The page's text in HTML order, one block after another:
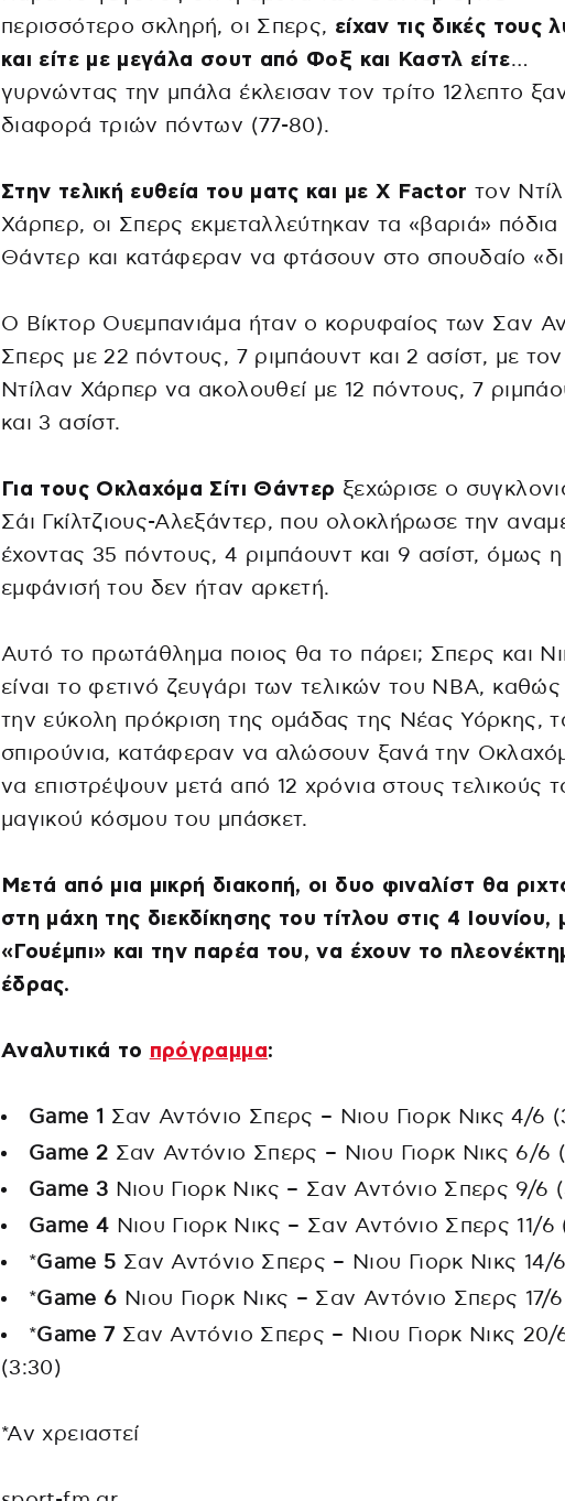
περισσότερο σκληρή, οι Σπερς, είχαν τις δικές τους
και είτε με μεγάλα σουτ από Φοξ και Καστλ είτε…
γυρνώντας την μπάλα έκλεισαν τον τρίτο 12λεπτο
διαφορά τριών πόντων (77-80).
Στην τελική ευθεία του ματς και με X Factor τον
Χάρπερ, οι Σπερς εκμεταλλεύτηκαν τα «βαριά»
Θάντερ και κατάφεραν να φτάσουν στο σπουδαίο
Ο Βίκτορ Ουεμπανιάμα ήταν ο κορυφαίος των Σαν
Σπερς με 22 πόντους, 7 ριμπάουντ και 2 ασίστ, με τον
Ντίλαν Χάρπερ να ακολουθεί με 12 πόντους, 7
και 3 ασίστ.
Για τους Οκλαχόμα Σίτι Θάντερ ξεχώρισε ο
Σάι Γκίλτζιους-Αλεξάντερ, που ολοκλήρωσε την
έχοντας 35 πόντους, 4 ριμπάουντ και 9 ασίστ, όμως η
εμφάνισή του δεν ήταν αρκετή.
Αυτό το πρωτάθλημα ποιος θα το πάρει; Σπερς και
είναι το φετινό ζευγάρι των τελικών του ΝΒΑ, καθώς
την εύκολη πρόκριση της ομάδας της Νέας Υόρκης,
σπιρούνια, κατάφεραν να αλώσουν ξανά την
να επιστρέψουν μετά από 12 χρόνια στους τελικούς
μαγικού κόσμου του μπάσκετ.
Μετά από μια μικρή διακοπή, οι δυο φιναλίστ θα
στη μάχη της διεκδίκησης του τίτλου στις 4 Ιουνίου,
«Γουέμπι» και την παρέα του, να έχουν το
έδρας.
Αναλυτικά το πρόγραμμα:
Game 1 Σαν Αντόνιο Σπερς – Νιου Γιορκ Νικς 4/6
Game 2 Σαν Αντόνιο Σπερς – Νιου Γιορκ Νικς 6/6
Game 3 Νιου Γιορκ Νικς – Σαν Αντόνιο Σπερς 9/6
Game 4 Νιου Γιορκ Νικς – Σαν Αντόνιο Σπερς 11/6
*Game 5 Σαν Αντόνιο Σπερς – Νιου Γιορκ Νικς 14/
*Game 6 Νιου Γιορκ Νικς – Σαν Αντόνιο Σπερς 17/
*Game 7 Σαν Αντόνιο Σπερς – Νιου Γιορκ Νικς 20/
(3:30)
*Aν χρειαστεί